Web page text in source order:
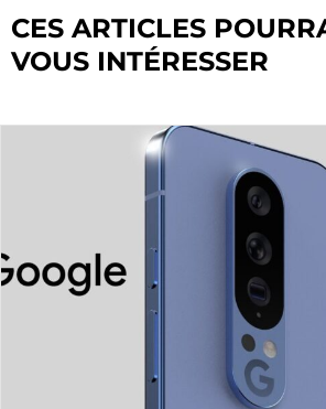
CES ARTICLES
VOUS INTÉRESSER